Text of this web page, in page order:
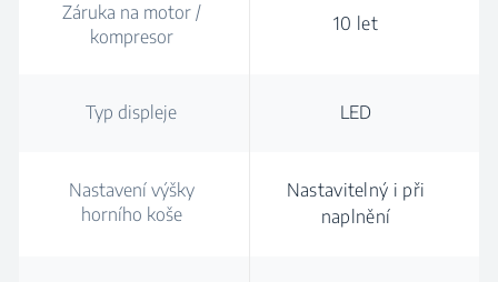
Záruka na motor /
kompresor
10 let
Typ displeje LED
Nastavení výšky
horního koše
Nastavitelný i při
naplnění